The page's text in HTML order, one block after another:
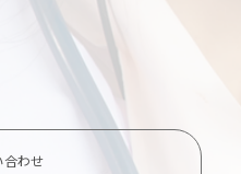
合わせ